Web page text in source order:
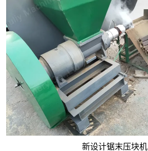
新设计锯末压块机